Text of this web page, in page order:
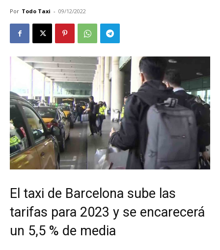
Por Todo Taxi - 09/12/2022
El taxi de Barcelona sube las
tarifas para 2023 y se encarecerá
un 5,5 % de media